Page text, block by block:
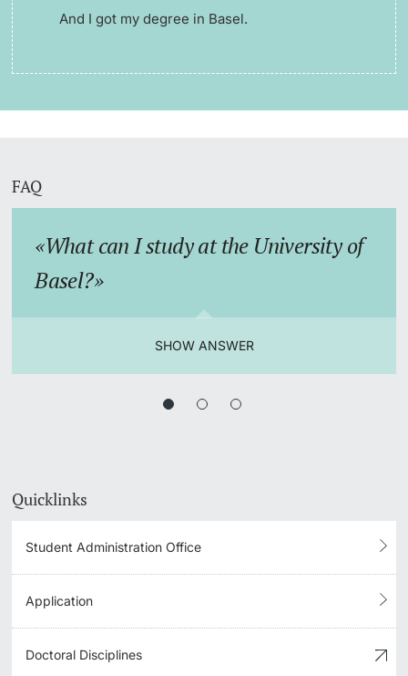
And I got my degree in Basel.
FAQ
What can I study at the University of
Basel?
SHOW ANSWER
Quicklinks
Student Administration Office
Application
Doctoral Disciplines